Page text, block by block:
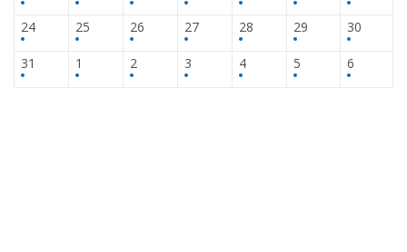
24 25 26 27 28 29 30
31 1 2 3 4 5 6